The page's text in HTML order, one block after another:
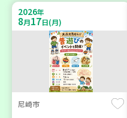
2026年
8月17日(月)
尼崎市